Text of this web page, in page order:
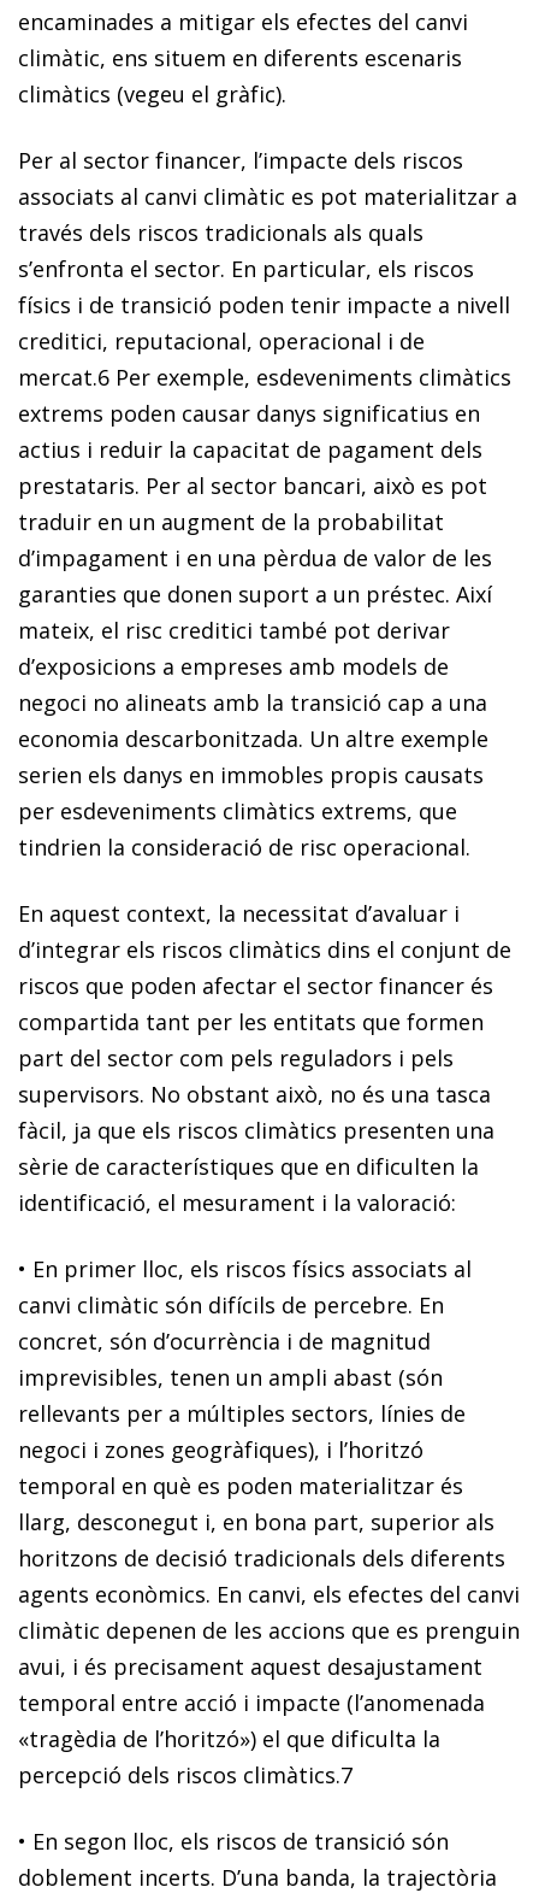
encaminades a mitigar els efectes del canvi
climàtic, ens situem en diferents escenaris
climàtics (vegeu el gràfic).
Per al sector financer, l’impacte dels riscos
associats al canvi climàtic es pot materialitzar a
través dels riscos tradicionals als quals
s’enfronta el sector. En particular, els riscos
físics i de transició poden tenir impacte a nivell
creditici, reputacional, operacional i de
mercat.6 Per exemple, esdeveniments climàtics
extrems poden causar danys significatius en
actius i reduir la capacitat de pagament dels
prestataris. Per al sector bancari, això es pot
traduir en un augment de la probabilitat
d’impagament i en una pèrdua de valor de les
garanties que donen suport a un préstec. Així
mateix, el risc creditici també pot derivar
d’exposicions a empreses amb models de
negoci no alineats amb la transició cap a una
economia descarbonitzada. Un altre exemple
serien els danys en immobles propis causats
per esdeveniments climàtics extrems, que
tindrien la consideració de risc operacional.
En aquest context, la necessitat d’avaluar i
d’integrar els riscos climàtics dins el conjunt de
riscos que poden afectar el sector financer és
compartida tant per les entitats que formen
part del sector com pels reguladors i pels
supervisors. No obstant això, no és una tasca
fàcil, ja que els riscos climàtics presenten una
sèrie de característiques que en dificulten la
identificació, el mesurament i la valoració:
• En primer lloc, els riscos físics associats al
canvi climàtic són difícils de percebre. En
concret, són d’ocurrència i de magnitud
imprevisibles, tenen un ampli abast (són
rellevants per a múltiples sectors, línies de
negoci i zones geogràfiques), i l’horitzó
temporal en què es poden materialitzar és
llarg, desconegut i, en bona part, superior als
horitzons de decisió tradicionals dels diferents
agents econòmics. En canvi, els efectes del canvi
climàtic depenen de les accions que es prenguin
avui, i és precisament aquest desajustament
temporal entre acció i impacte (l’anomenada
«tragèdia de l’horitzó») el que dificulta la
percepció dels riscos climàtics.7
• En segon lloc, els riscos de transició són
doblement incerts. D’una banda, la trajectòria